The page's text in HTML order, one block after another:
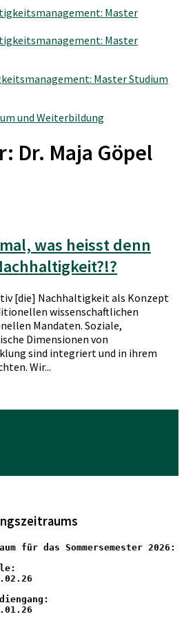
Master Studium
und Weiterbildung
Dr. Maja Göpel
was heisst denn
[die] Nachhaltigkeit als Konzept
wissenschaftlichen
Mandaten. Soziale,
Dimensionen von
sind integriert und in ihrem
Wir...
für das Sommersemester 2026: